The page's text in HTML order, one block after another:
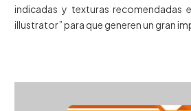
indicadas y texturas recomendadas
illustrator” para que generen un gran